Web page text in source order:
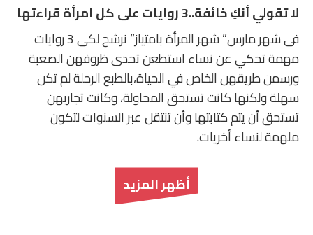
لا تقولي أنكِ خائفة..3 روايات على كل امرأة قراءتها
فى شهر مارس” شهر المرأة بامتياز” نرشح لكى 3 روايات
مهمة تحكي عن نساء استطعن تحدى ظروفهن الصعبة
ورسمن طريقهن الخاص في الحياة،بالطبع الرحلة لم تكن
سهلة ولكنها كانت تستحق المحاولة، وكانت تجاربهن
تستحق أن يتم كتابتها وأن تنتقل عبر السنوات لتكون
ملهمة لنساء أخريات.
أظهر المزيد